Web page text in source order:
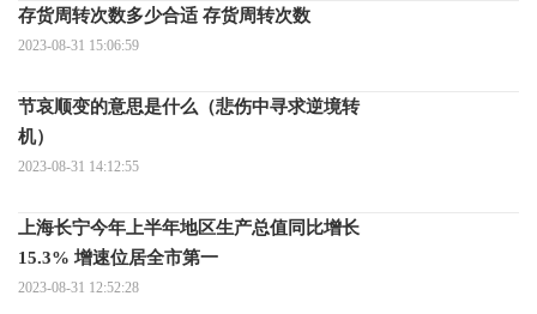
存货周转次数多少合适 存货周转次数
2023-08-31 15:06:59
节哀顺变的意思是什么（悲伤中寻求逆境转
机）
2023-08-31 14:12:55
上海长宁今年上半年地区生产总值同比增长
15.3% 增速位居全市第一
2023-08-31 12:52:28